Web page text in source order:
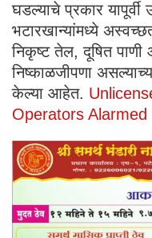
घडल्याचे प्रकार
भटारखान्यांमध्ये
निकृष्ट तेल, दूषित
निष्काळजीपणा
केल्या आहेत.
Operators Alarmed